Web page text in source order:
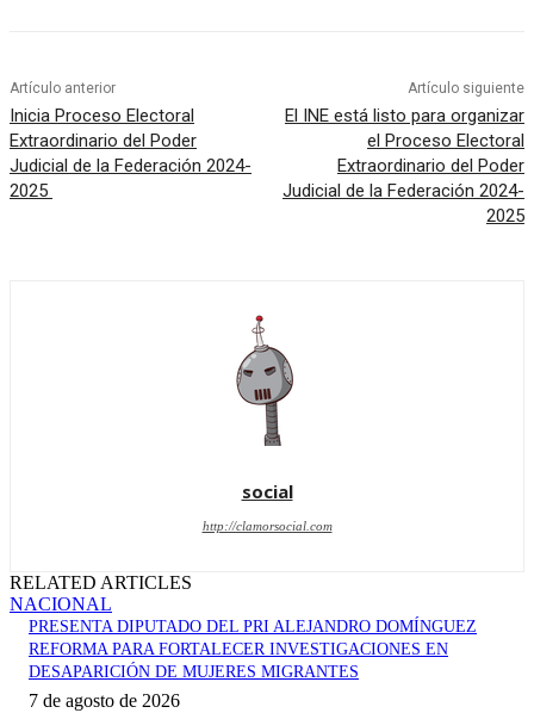
Artículo anterior
Inicia Proceso Electoral
Extraordinario del Poder
Judicial de la Federación 2024-
2025
Artículo siguiente
El INE está listo para organizar
el Proceso Electoral
Extraordinario del Poder
Judicial de la Federación 2024-
2025
social
http://clamorsocial.com
RELATED ARTICLES
NACIONAL
PRESENTA DIPUTADO DEL PRI ALEJANDRO DOMÍNGUEZ
REFORMA PARA FORTALECER INVESTIGACIONES EN
DESAPARICIÓN DE MUJERES MIGRANTES
7 de agosto de 2026